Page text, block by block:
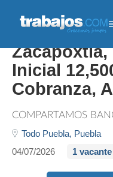
Promotor
Zacapoxtla,
Inicial
Cobranza,
COMPARTAMOS
Todo Puebla, Puebla
04/07/2026
1 vacante